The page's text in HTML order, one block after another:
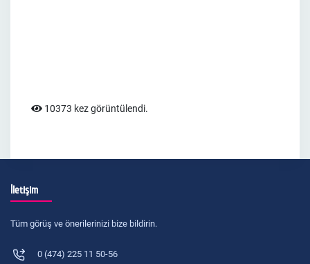
10373 kez görüntülendi.
İletişim
Tüm görüş ve önerilerinizi bize bildirin.
0 (474) 225 11 50-56